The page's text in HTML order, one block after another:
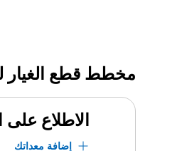
مخطط قطع الغيار
الاطلاع على
إضافة معداتك